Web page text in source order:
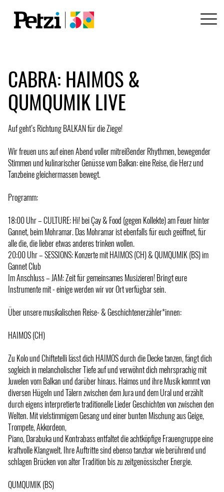
CABRA: HAIMOS &
QUMQUMIK LIVE
Auf geht’s Richtung BALKAN für die Ziege!
Wir freuen uns auf einen Abend voller mitreißender Rhythmen, bewegender
Stimmen und kulinarischer Genüsse vom Balkan: eine Reise, die Herz und
Tanzbeine gleichermassen bewegt.
Programm:
18:00 Uhr – CULTURE: Hi! bei Çay & Food (gegen Kollekte) am Feuer hinter
Gannet, beim Mohramar. Das Mohramar ist ebenfalls für euch geöffnet, für
alle die, die lieber etwas anderes trinken wollen.
20:00 Uhr – SESSIONS: Konzerte mit HAIMOS (CH) & QUMQUMIK (BS) im
Gannet Club
Im Anschluss – JAM: Zeit für gemeinsames Musizieren! Bringt eure
Instrumente mit - einige werden wir vor Ort verfügbar sein.
Über unsere musikalischen Reise- & Geschichtenerzähler*innen:
HAIMOS (CH)
Zu Kolo und Chiftetelli lässt dich HAIMOS durch die Decke tanzen, fängt dich
sogleich in melancholischer Tiefe auf und verwöhnt dich mehrsprachig mit
Juwelen vom Balkan und darüber hinaus. Haimos und ihre Musik kommt von
diversen Hügeln und Tälern zwischen dem Jura und dem Ural und erzählt
durch eigens interpretierte traditionelle Lieder Geschichten von zwischen den
Welten. Mit vielstimmigem Gesang und einer bunten Mischung aus Geige,
Trompete, Akkordeon,
Piano, Darabuka und Kontrabass entfaltet die achtköpfige Frauengruppe eine
kraftvolle Klangwelt. Ihre Auftritte sind ebenso tanzbar wie berührend und
schlagen Brücken von alter Tradition bis zu zeitgenössischer Energie.
QUMQUMIK (BS)